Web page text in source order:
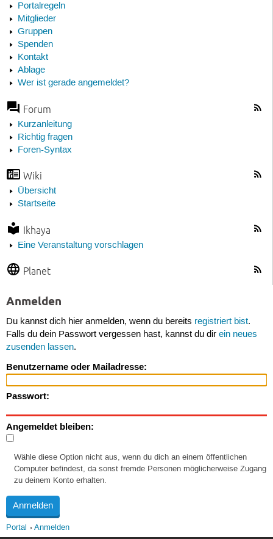
Portalregeln
Mitglieder
Gruppen
Spenden
Kontakt
Ablage
Wer ist gerade angemeldet?
Forum
Kurzanleitung
Richtig fragen
Foren-Syntax
Wiki
Übersicht
Startseite
Ikhaya
Eine Veranstaltung vorschlagen
Planet
Anmelden
Du kannst dich hier anmelden, wenn du bereits registriert bist.
Falls du dein Passwort vergessen hast, kannst du dir ein neues
zusenden lassen.
Benutzername oder Mailadresse:
Passwort:
Angemeldet bleiben:
Wähle diese Option nicht aus, wenn du dich an einem öffentlichen
Computer befindest, da sonst fremde Personen möglicherweise Zugang
zu deinem Konto erhalten.
Portal Anmelden